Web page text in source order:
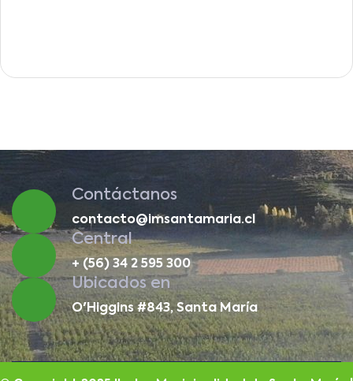
Contáctanos
contacto@imsantamaria.cl
Central
+ (56) 34 2 595 300
Ubicados en
O'Higgins #843, Santa María